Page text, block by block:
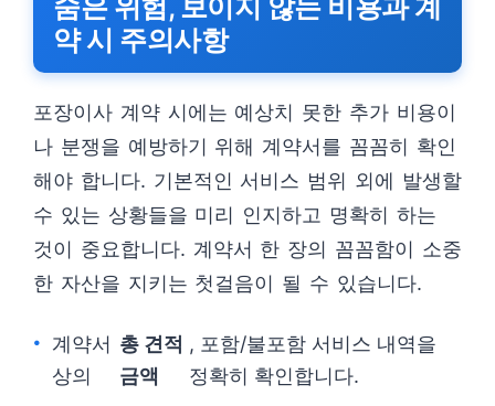
숨은 위험, 보이지 않는 비용과 계
약 시 주의사항
포장이사 계약 시에는 예상치 못한 추가 비용이
나 분쟁을 예방하기 위해 계약서를 꼼꼼히 확인
해야 합니다. 기본적인 서비스 범위 외에 발생할
수 있는 상황들을 미리 인지하고 명확히 하는
것이 중요합니다. 계약서 한 장의 꼼꼼함이 소중
한 자산을 지키는 첫걸음이 될 수 있습니다.
계약서
상의
총 견적
금액
, 포함/불포함 서비스 내역을
정확히 확인합니다.